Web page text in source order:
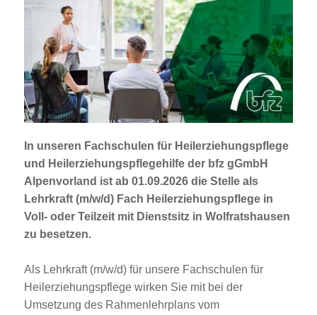
Jobportal
Presse und Medien
bbw e. V.
Karriere
Presse
News Archiv
In unseren Fachschulen für Heilerziehungspflege
und Heilerziehungspflegehilfe der bfz gGmbH
Alpenvorland ist ab 01.09.2026 die Stelle als
Lehrkraft (m/w/d) Fach Heilerziehungspflegein
Voll- oder Teilzeit mit Dienstsitz in Wolfratshausen
zu besetzen.
Als Lehrkraft (m/w/d) für unsere Fachschulen für
Heilerziehungspflege wirken Sie mit bei der
Umsetzung des Rahmenlehrplans vom